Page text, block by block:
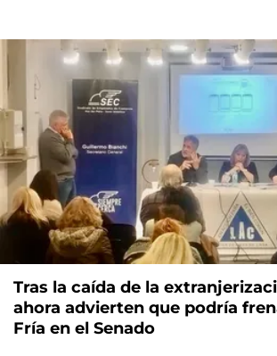
Tras la caída de la
ahora advierten que podría
Fría en el Senado